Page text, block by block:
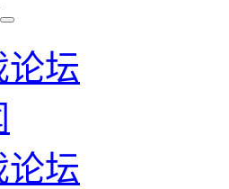
论坛
论坛